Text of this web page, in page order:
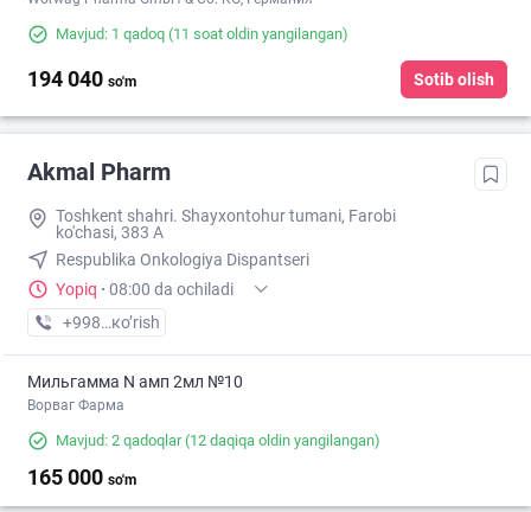
Mavjud: 1 qadoq (11 soat oldin yangilangan)
194 040 so'm Sotib olish
Akmal Pharm
Toshkent shahri. Shayxontohur tumani, Farobi
ko'chasi, 383 A
Respublika Onkologiya Dispantseri
Yopiq · 08:00 da ochiladi
+998 (99) XXX-XX-XX
кo’rish
Мильгамма N амп 2мл №10
Ворваг Фарма
Mavjud: 2 qadoqlar(12 daqiqa oldin yangilangan)
165 000 so'm